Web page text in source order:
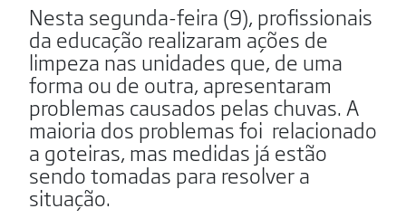
Nesta segunda-feira (9), profissionais
da educação realizaram ações de
limpeza nas unidades que, de uma
forma ou de outra, apresentaram
problemas causados pelas chuvas. A
maioria dos problemas foi relacionado
a goteiras, mas medidas já estão
sendo tomadas para resolver a
situação.